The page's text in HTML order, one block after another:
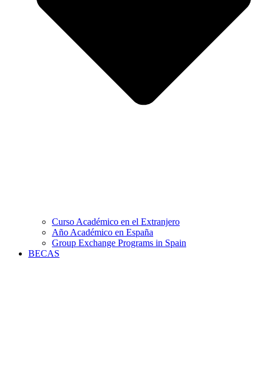
Curso Académico en el Extranjero
Año Académico en España
Group Exchange Programs in Spain
BECAS